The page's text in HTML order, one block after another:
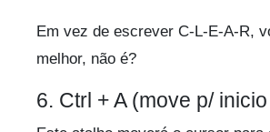
Em vez de escrever C-L-E-A-R,
melhor, não é?
6. Ctrl + A (move p/